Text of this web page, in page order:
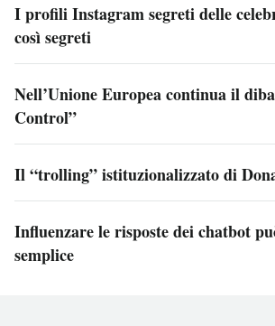
I profili Instagram segreti delle
così segreti
Nell’Unione Europea continua il
Control”
Il “trolling” istituzionalizzato di
Influenzare le risposte dei chatbot
semplice